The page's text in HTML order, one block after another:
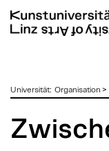
zumUniversität: Organisation >